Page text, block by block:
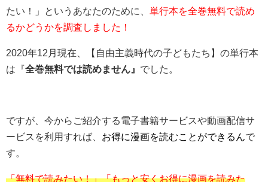
たい！」というあなたのために、
単行本を全巻無料で読め
るかどうかを調査しました！
2020年12月現在、【自由主義時代の子どもたち】の単行本
は『全巻無料では読めません』 でした。
ですが、今からご紹介する電子書籍サービスや動画配信サ
ービスを利用すれば、
お得に漫画を読むことができるん で
す。
「無料で読みたい！」「もっと安くお得に漫画を読みた